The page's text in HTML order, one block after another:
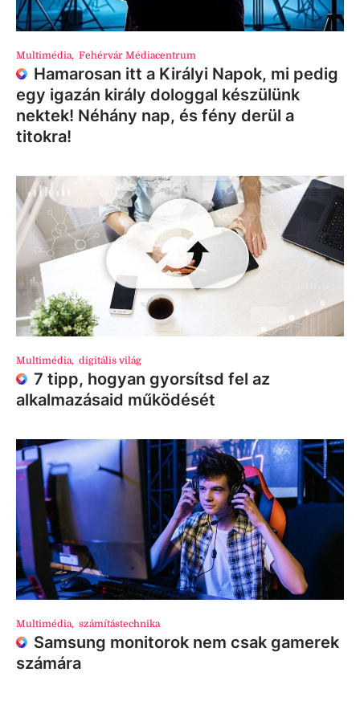
Multimédia, Fehérvár Médiacentrum
Hamarosan itt a Királyi Napok, mi pedig
egy igazán király dologgal készülünk
nektek! Néhány nap, és fény derül a
titokra!
Multimédia, digitális világ
7 tipp, hogyan gyorsítsd fel az
alkalmazásaid működését
Multimédia, számítástechnika
Samsung monitorok nem csak gamerek
számára